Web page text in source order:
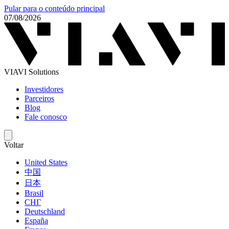
Pular para o conteúdo principal
07/08/2026
VIAVI Solutions
Investidores
Parceiros
Blog
Fale conosco
Voltar
United States
中国
日本
Brasil
СНГ
Deutschland
España